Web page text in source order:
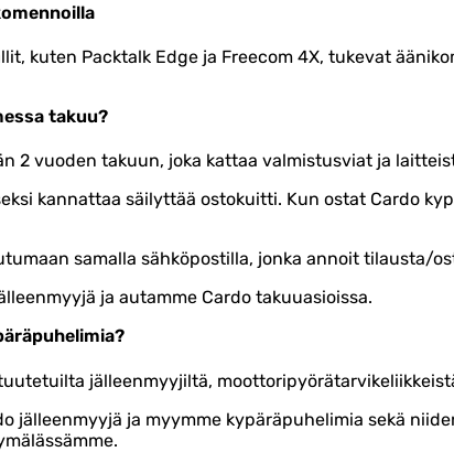
kuten Packtalk Edge ja Freecom 4X, tukevat
takuu?
2 vuoden takuun, joka kattaa valmistusviat ja
kannattaa säilyttää ostokuitti. Kun ostat Cardo
samalla sähköpostilla, jonka annoit tilausta/
ja autamme Cardo takuuasioissa.
jälleenmyyjiltä,
jälleenmyyjä ja myymme kypäräpuhelimia sekä